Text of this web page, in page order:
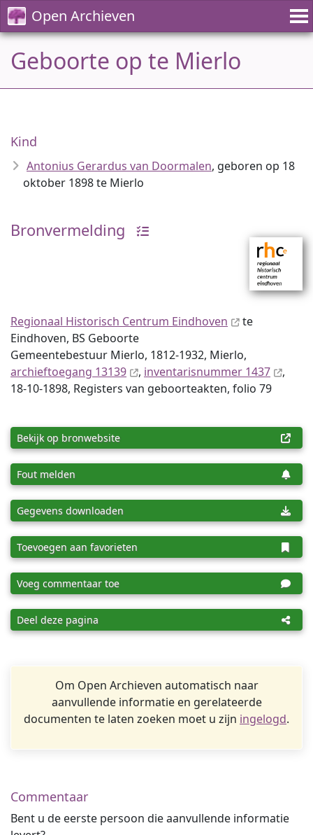
Open Archieven
Geboorte op te Mierlo
Kind
Antonius Gerardus van Doormalen, geboren op 18
oktober 1898 te Mierlo
Bronvermelding
Regionaal Historisch Centrum Eindhoven
te
Eindhoven, BS Geboorte
Gemeentebestuur Mierlo, 1812-1932, Mierlo,
archieftoegang 13139
, inventaris­num­mer 1437
,
18-10-1898, Registers van geboorteakten, folio 79
Bekijk op bronwebsite
Fout melden
Gegevens downloaden
Toevoegen aan favorieten
Voeg commentaar toe
Deel deze pagina
Om Open Archieven automatisch naar
aanvullende informatie en gerelateerde
documenten te laten zoeken moet u zijn ingelogd.
Commentaar
Bent u de eerste persoon die aanvullende informatie